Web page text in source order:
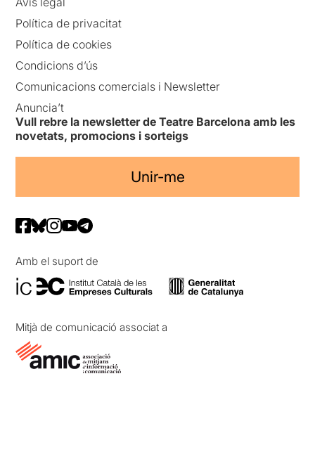
Política de privacitat
Política de cookies
Condicions d’ús
Comunicacions comercials i Newsletter
Anuncia’t
Vull rebre la newsletter de Teatre Barcelona amb les
novetats, promocions i sorteigs
Unir-me
Amb el suport de
Mitjà de comunicació associat a